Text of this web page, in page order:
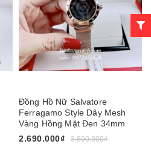
Đồng Hồ Nữ Salvatore
Ferragamo Style Dây Mesh
Vàng Hồng Mặt Đen 34mm
2.690.000₫
3.890.000₫